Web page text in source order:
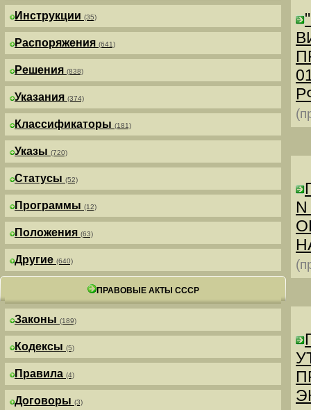
Инструкции (35)
Распоряжения (641)
Решения (838)
Указания (374)
Классификаторы (181)
Указы (720)
Статусы (52)
Программы (12)
Положения (63)
Другие (640)
ПРАВОВЫЕ АКТЫ СССР
Законы (189)
Кодексы (5)
Правила (4)
Договоры (3)